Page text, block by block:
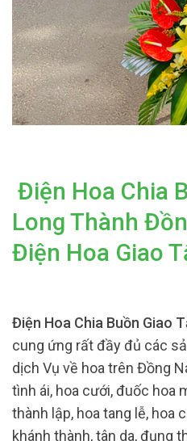
Điện Hoa Chia
Long Thành
Điện Hoa Giao
Điện Hoa Chia Buồn Giao
cung ứng rất đầy đủ các
dịch Vụ về hoa trên Đồng
tình ái, hoa cưới, đuốc hoa
thành lập, hoa tang lễ, hoa
khánh thành, tân da, đụng